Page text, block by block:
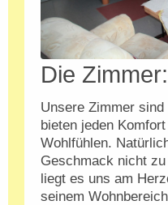
Die Zimmer:
Unsere Zimmer
bieten jeden
Wohlfühlen.
Geschmack nicht
liegt es uns am
seinem